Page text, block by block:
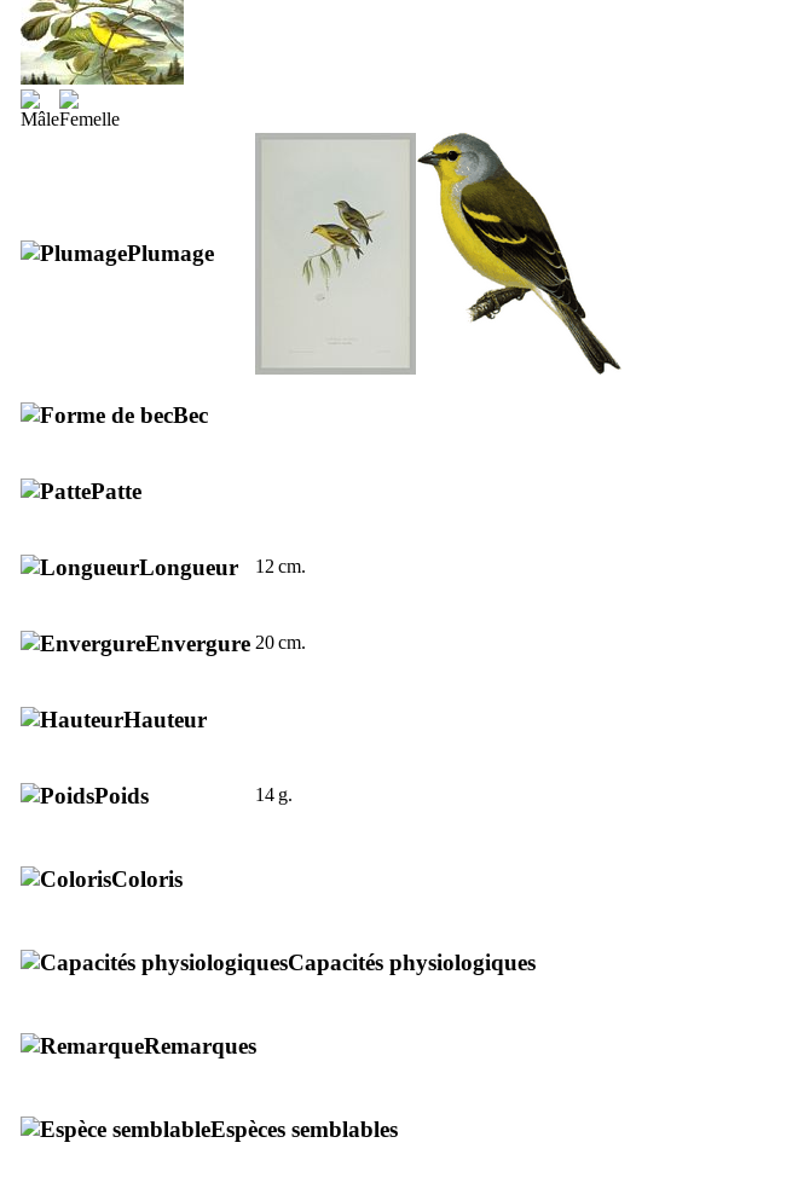
Plumage
Bec
Patte
Longueur 12 cm.
Envergure 20 cm.
Hauteur
Poids 14 g.
Coloris
Capacités physiologiques
Remarques
Espèces semblables